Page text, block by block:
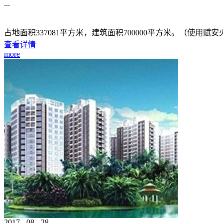
...
占地面积337081平方米，建筑面积700000平方米。（使用赋安
查看详情
more